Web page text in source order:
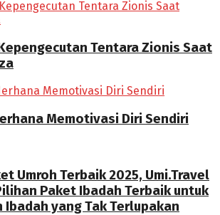
Tentara Zionis Saat
Memotivasi Diri Sendiri
Umroh Terbaik 2025, Umi.Travel
Paket Ibadah Terbaik untuk
Ibadah yang Tak Terlupakan